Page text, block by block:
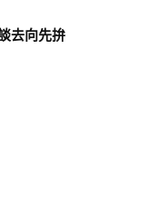
去向先拚